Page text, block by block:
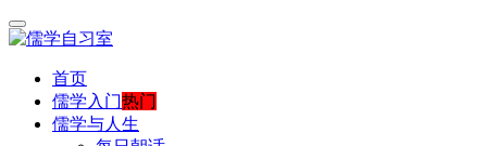
首页
儒学入门热门
儒学与人生